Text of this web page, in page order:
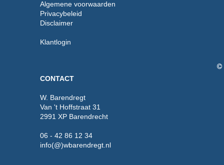
Algemene voorwaarden
Privacybeleid
Disclaimer
Klantlogin
CONTACT
W. Barendregt
Van 't Hoffstraat 31
2991 XP Barendrecht
06 - 42 86 12 34
info(@)wbarendregt.nl